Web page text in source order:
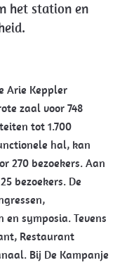
het station en
Arie Keppler
zaal voor 748
tot 1.700
hal, kan
270 bezoekers. Aan
bezoekers. De
symposia. Tevens
Restaurant
Bij De Kampanje